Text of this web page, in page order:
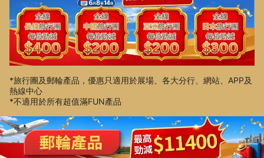
*旅行團及郵輪產品，優惠只適用於展場、各大分行、網站、APP及
熱線中心
*不適用於所有超值滿FUN產品